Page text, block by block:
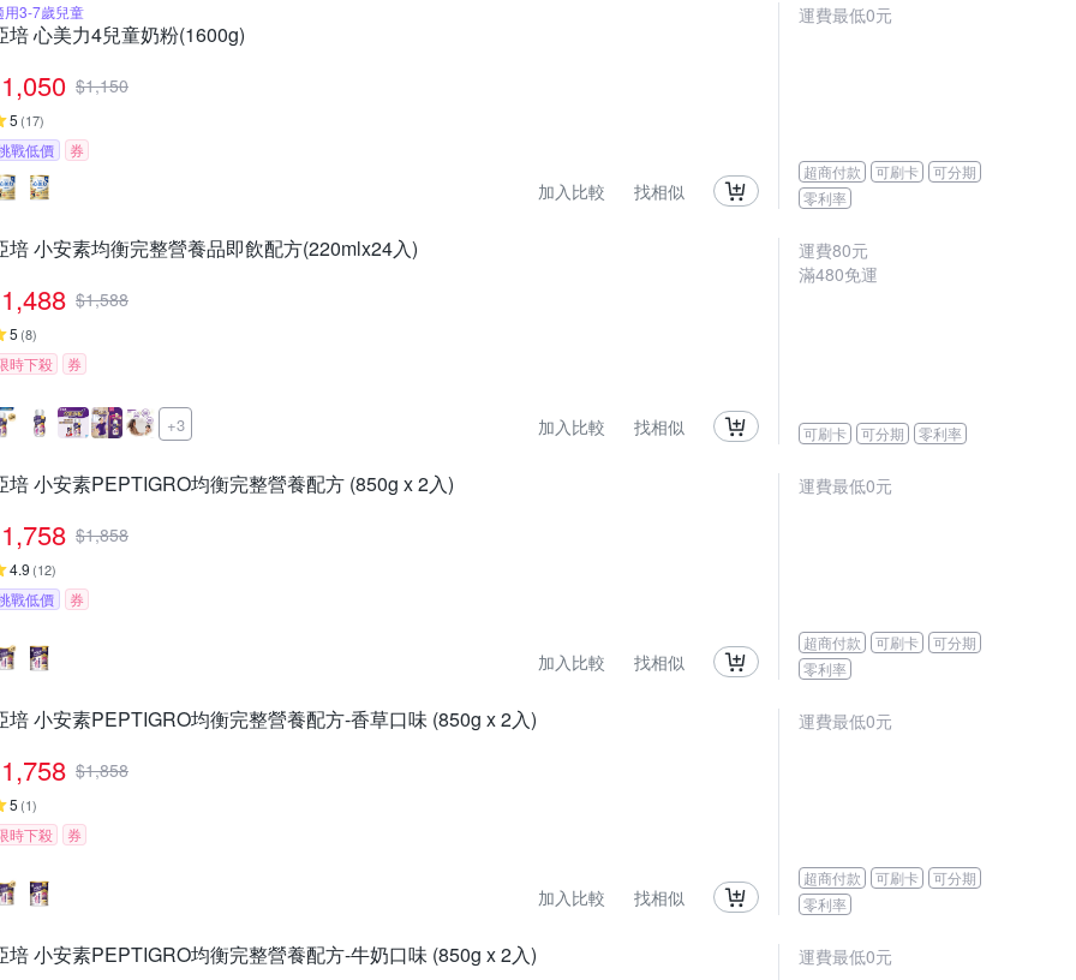
用3-7歲兒童
培 心美力4兒童奶粉(1600g)
1,050 $1,150
5 (17)
戰低價 券
加入比較 找相似
運費最低0元
超商付款 可刷卡
可分期
零利率
培 小安素均衡完整營養品即飲配方(220mlx24入)
1,488 $1,588
5 (8)
時下殺 券
+3 加入比較 找相似
運費80元
滿480免運
可刷卡 可分期 零利率
培 小安素PEPTIGRO均衡完整營養配方 (850g x 2入)
1,758 $1,858
4.9 (12)
戰低價 券
加入比較 找相似
運費最低0元
超商付款 可刷卡
可分期
零利率
培 小安素PEPTIGRO均衡完整營養配方-香草口味 (850g x 2入)
1,758 $1,858
5 (1)
時下殺 券
加入比較 找相似
運費最低0元
超商付款 可刷卡
可分期
零利率
培 小安素PEPTIGRO均衡完整營養配方-牛奶口味 (850g x 2入) 運費最低0元